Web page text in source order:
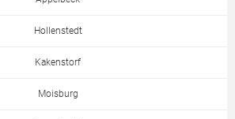
Hollenstedt
Kakenstorf
Moisburg